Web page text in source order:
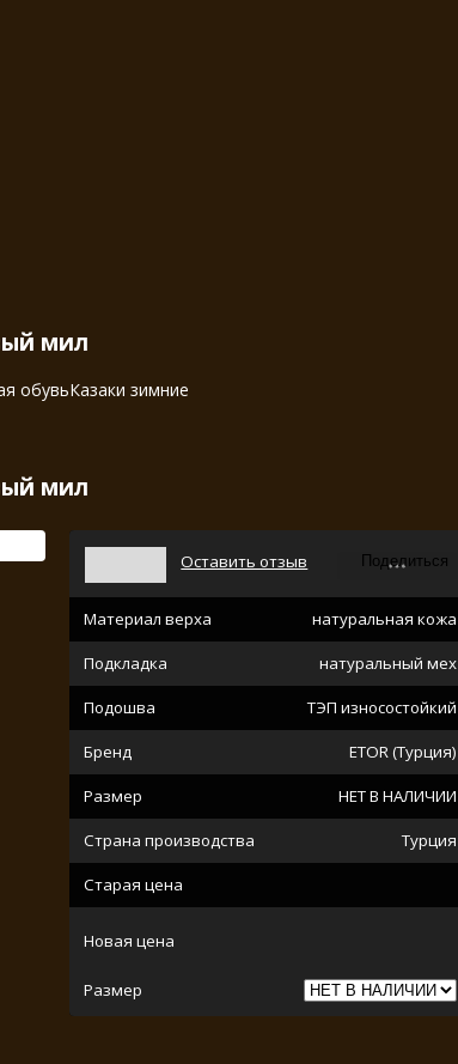
мил
обувьКазаки зимние
мил
Оставить отзыв
Материал верха натуральная кожа
Подкладка натуральный мех
Подошва ТЭП износостойкий
Бренд ETOR (Турция)
Размер НЕТ В НАЛИЧИИ
Страна производства Турция
Старая цена
Новая цена
Размер